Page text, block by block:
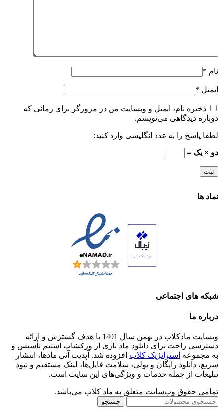
نام *
ایمیل *
ذخیره نام، ایمیل و وبسایت من در مرورگر برای زمانی که
دوباره دیدگاهی می‌نویسم.
لطفا پاسخ را به عدد انگلیسی وارد کنید:
دو × یک =
نماد ها
شبکه های اجتماعی
درباره ما
وبسایت مادکلاب در بهمن سال 1401 با هدف گسترش و ارائه
دسترسی راحت برای دانلود ماد بازی از ورکشاپ استیم تأسیس و
به مجموعه استراتژیک کلاب افزوده شد. آپدیت آنی مادها، انتشار
سریع، دانلود رایگان و پولی، سلامت فایل‌ها، لینک مستقیم و نبود
تبلیغات از جمله خدمات و ویژگی‌های این سایت است.
تمامی حقوق وب‌سایت متعلق به ماد کلاب می‌باشد.
جستجو